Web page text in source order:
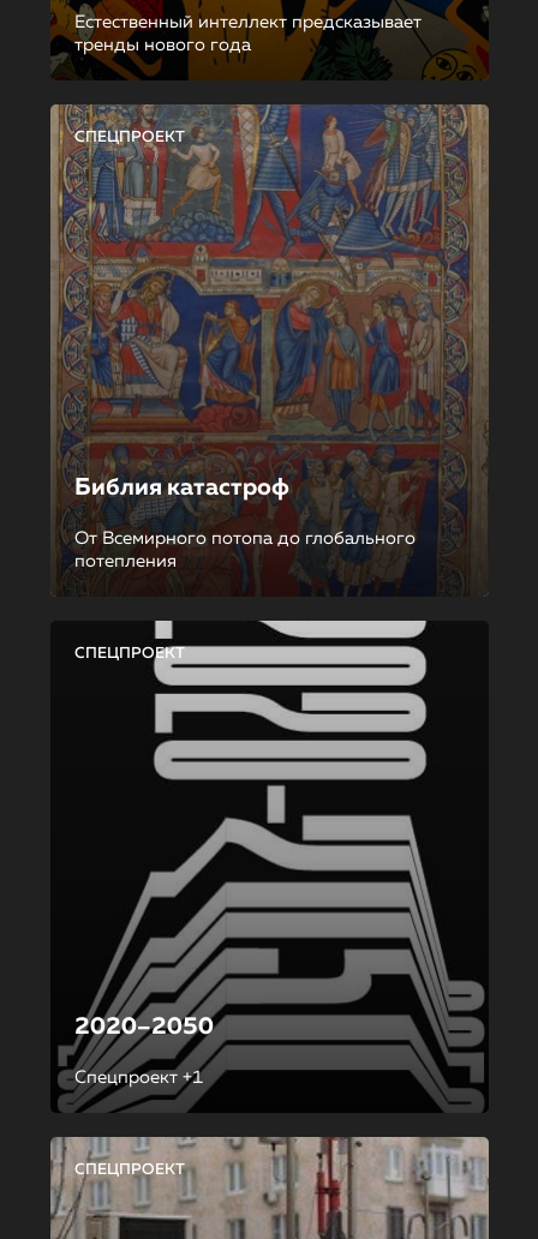
Естественный интеллект предсказывает
тренды нового года
СПЕЦПРОЕКТ
Библия катастроф
От Всемирного потопа до глобального
потепления
СПЕЦПРОЕКТ
2020–2050
Спецпроект +1
СПЕЦПРОЕКТ